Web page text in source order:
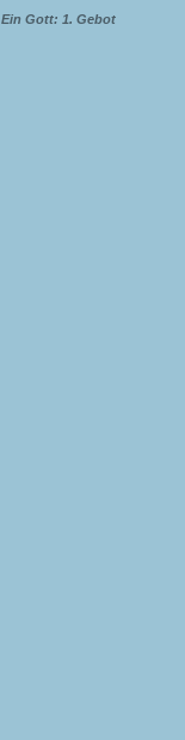
Ein Gott: 1. Gebot